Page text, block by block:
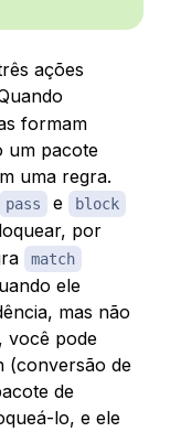
ações
formam
um pacote
uma regra.
pass e block
por
match
ele
mas não
você pode
(conversão de
de
lo, e ele